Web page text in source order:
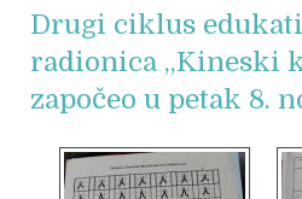
Drugi ciklus
radionica ,,Kineski
započeo u petak 8.